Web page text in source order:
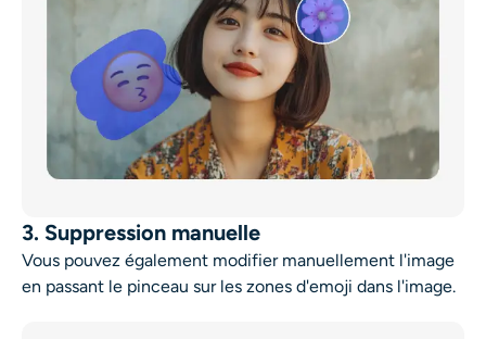
3. Suppression manuelle
Vous pouvez également modifier manuellement l'image
en passant le pinceau sur les zones d'emoji dans l'image.